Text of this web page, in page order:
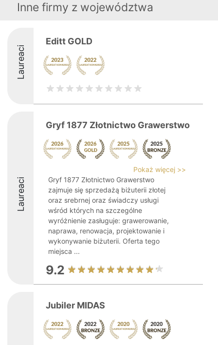
Inne firmy z województwa
Laureaci
Editt GOLD
Laureaci
Gryf 1877 Złotnictwo Grawerstwo
Pokaż więcej >>
Gryf 1877 Złotnictwo Grawerstwo
zajmuje się sprzedażą biżuterii złotej
oraz srebrnej oraz świadczy usługi
wśród których na szczególne
wyróżnienie zasługuje: grawerowanie,
naprawa, renowacja, projektowanie i
wykonywanie biżuterii. Oferta tego
miejsca ...
9.2
Jubiler MIDAS